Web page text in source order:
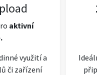
aktivní
využití a
či zařízení